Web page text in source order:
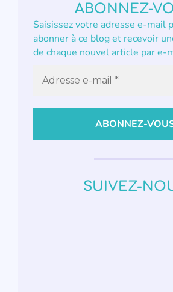
ABONNEZ-
Saisissez votre adresse e-mail
abonner à ce blog et recevoir
de chaque nouvel article par e-
SUIVEZ-